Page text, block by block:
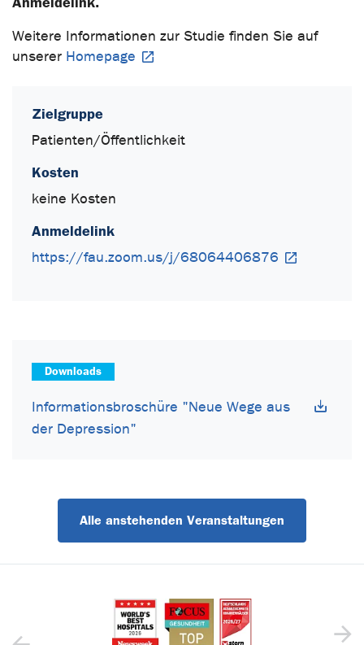
Weitere Informationen zur Studie finden Sie auf
unserer Homepage
Zielgruppe
Patienten/Öffentlichkeit
Kosten
keine Kosten
Anmeldelink
https://fau.zoom.us/j/68064406876
Downloads
Informationsbroschüre "Neue Wege aus
der Depression"
Alle anstehenden Veranstaltungen